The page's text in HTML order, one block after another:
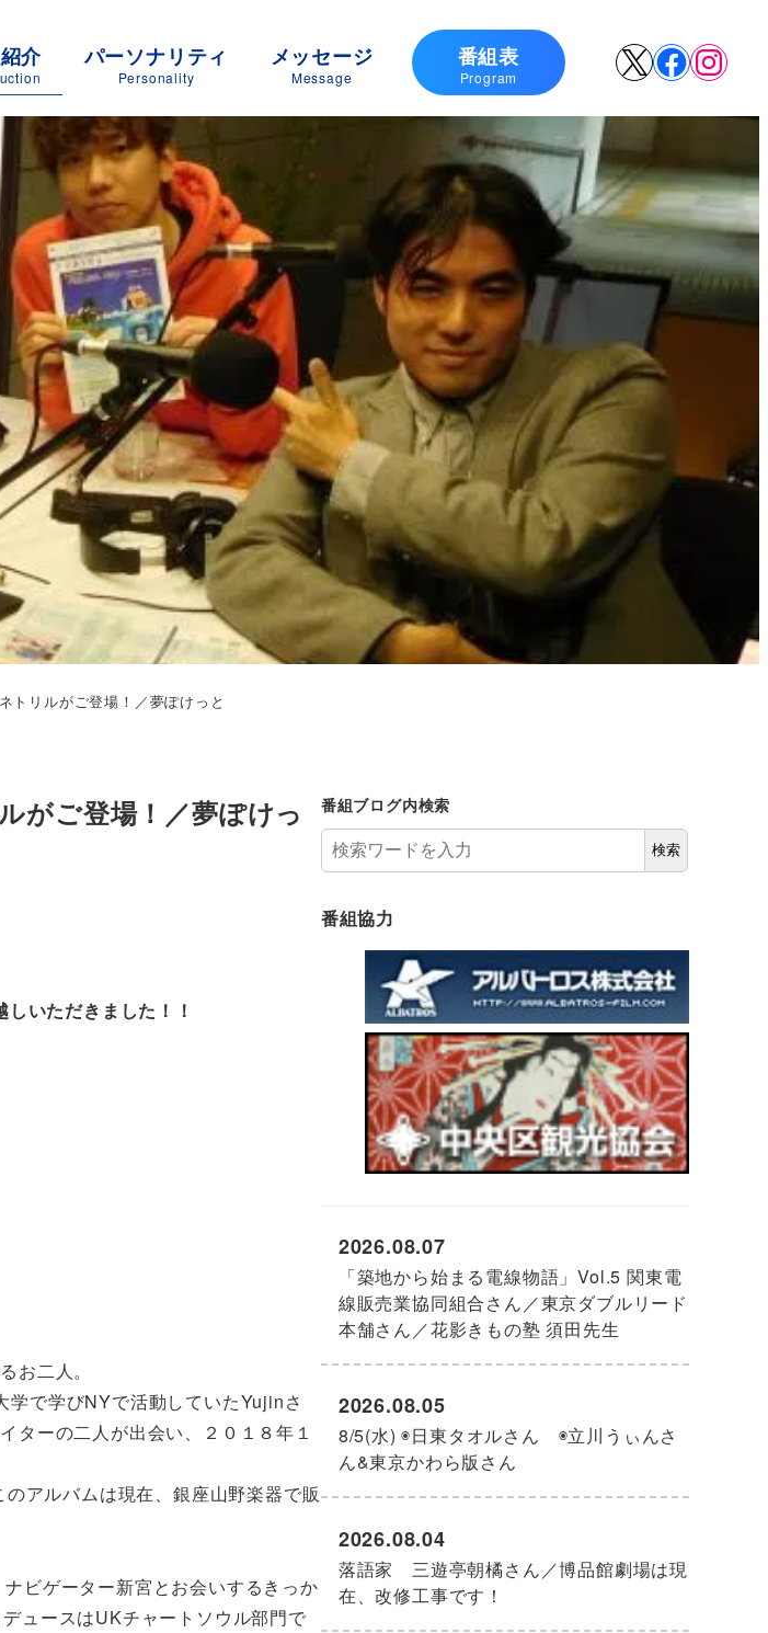
X
介 パーソナリティ
Personality
メッセージ
Message
番組表
Program
トリルがご登場！／夢ぽけっと
がご登場！／夢ぽけっ
いただきました！！
お二人。
で学びNYで活動していたYujinさ
ターの二人が出会い、２０１８年１
アルバムは現在、銀座山野楽器で販
ビゲーター新宮とお会いするきっか
ュースはUKチャートソウル部門で
番組ブログ内検索
検索
番組協力
「築地から始まる電線物語」Vol.5 関東電
線販売業協同組合さん／東京ダブルリード
本舗さん／花影きもの塾 須田先生
2026.08.07
8/5(水) ◉日東タオルさん ◉立川うぃんさ
ん&東京かわら版さん
2026.08.05
落語家 三遊亭朝橘さん／博品館劇場は現
在、改修工事です！
2026.08.04